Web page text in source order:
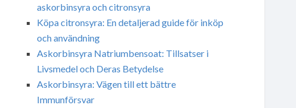
askorbinsyra och citronsyra
Köpa citronsyra: En detaljerad guide för inköp
och användning
Askorbinsyra Natriumbensoat: Tillsatser i
Livsmedel och Deras Betydelse
Askorbinsyra: Vägen till ett bättre
Immunförsvar